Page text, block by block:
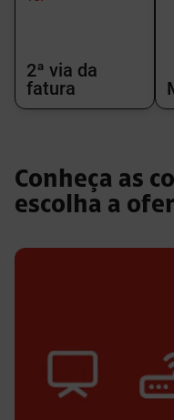
2ª via da
fatura
Conheça as
escolha a